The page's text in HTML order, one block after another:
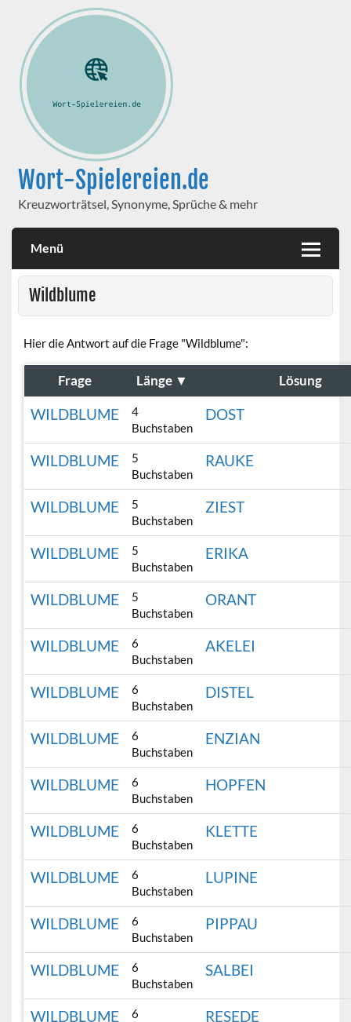
Wort-Spielereien.de
Kreuzworträtsel, Synonyme, Sprüche & mehr
Menü
Wildblume
Hier die Antwort auf die Frage "Wildblume":
Frage Länge ▼ Lösung
WILDBLUME
4
Buchstaben
DOST
WILDBLUME
5
Buchstaben
RAUKE
WILDBLUME
5
Buchstaben
ZIEST
WILDBLUME
5
Buchstaben
ERIKA
WILDBLUME
5
Buchstaben
ORANT
WILDBLUME
6
Buchstaben
AKELEI
WILDBLUME
6
Buchstaben
DISTEL
WILDBLUME
6
Buchstaben
ENZIAN
WILDBLUME
6
Buchstaben
HOPFEN
WILDBLUME
6
Buchstaben
KLETTE
WILDBLUME
6
Buchstaben
LUPINE
WILDBLUME
6
Buchstaben
PIPPAU
WILDBLUME
6
Buchstaben
SALBEI
WILDBLUME
6
RESEDE